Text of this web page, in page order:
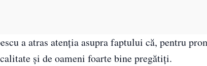
a atras atenţia asupra faptului că, pentru
şi de oameni foarte bine pregătiţi.